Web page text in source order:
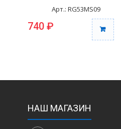
Арт.: RG53MS09
740 ₽
НАШ МАГАЗИН